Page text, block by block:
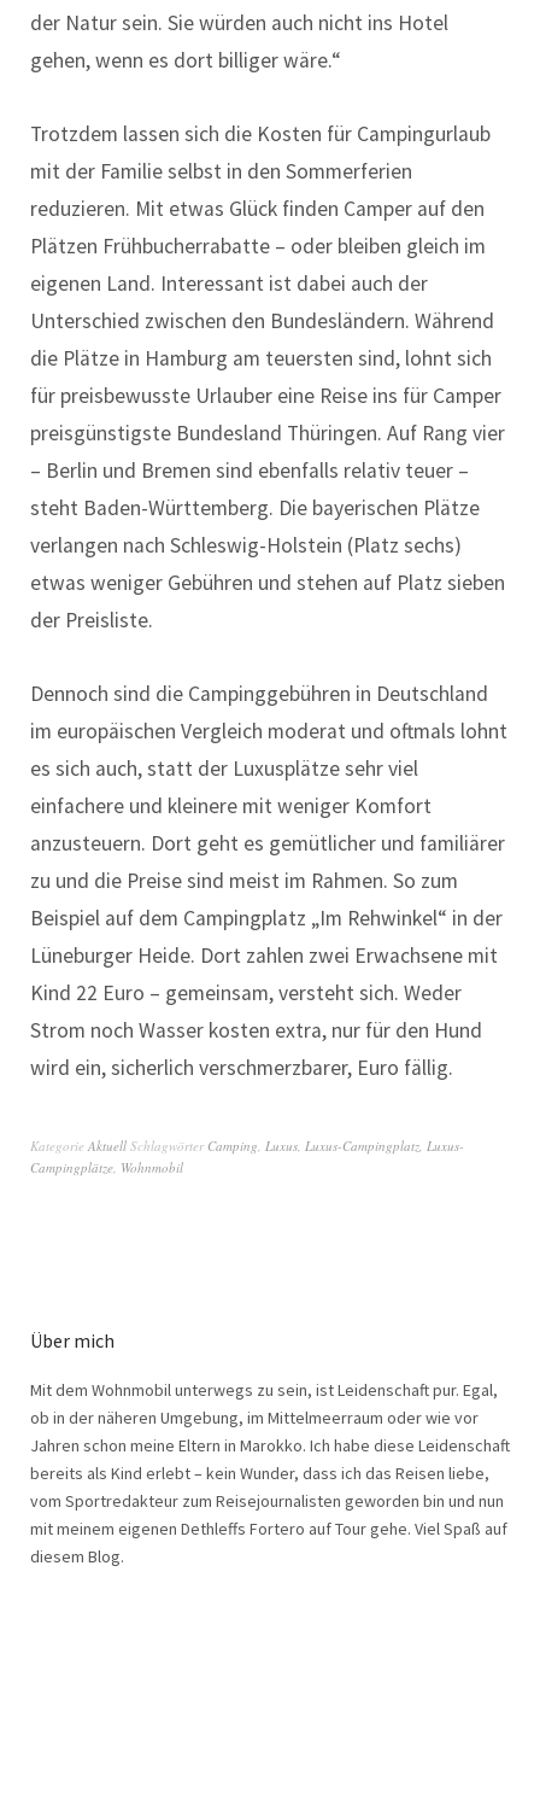
der Natur sein. Sie würden auch nicht ins Hotel
gehen, wenn es dort billiger wäre.“
Trotzdem lassen sich die Kosten für Campingurlaub
mit der Familie selbst in den Sommerferien
reduzieren. Mit etwas Glück finden Camper auf den
Plätzen Frühbucherrabatte – oder bleiben gleich im
eigenen Land. Interessant ist dabei auch der
Unterschied zwischen den Bundesländern. Während
die Plätze in Hamburg am teuersten sind, lohnt sich
für preisbewusste Urlauber eine Reise ins für Camper
preisgünstigste Bundesland Thüringen. Auf Rang vier
– Berlin und Bremen sind ebenfalls relativ teuer –
steht Baden-Württemberg. Die bayerischen Plätze
verlangen nach Schleswig-Holstein (Platz sechs)
etwas weniger Gebühren und stehen auf Platz sieben
der Preisliste.
Dennoch sind die Campinggebühren in Deutschland
im europäischen Vergleich moderat und oftmals lohnt
es sich auch, statt der Luxusplätze sehr viel
einfachere und kleinere mit weniger Komfort
anzusteuern. Dort geht es gemütlicher und familiärer
zu und die Preise sind meist im Rahmen. So zum
Beispiel auf dem Campingplatz „Im Rehwinkel“ in der
Lüneburger Heide. Dort zahlen zwei Erwachsene mit
Kind 22 Euro – gemeinsam, versteht sich. Weder
Strom noch Wasser kosten extra, nur für den Hund
wird ein, sicherlich verschmerzbarer, Euro fällig.
Kategorie Aktuell Schlagwörter Camping, Luxus, Luxus-Campingplatz, Luxus-
Campingplätze, Wohnmobil
Über mich
Mit dem Wohnmobil unterwegs zu sein, ist Leidenschaft pur. Egal,
ob in der näheren Umgebung, im Mittelmeerraum oder wie vor
Jahren schon meine Eltern in Marokko. Ich habe diese Leidenschaft
bereits als Kind erlebt – kein Wunder, dass ich das Reisen liebe,
vom Sportredakteur zum Reisejournalisten geworden bin und nun
mit meinem eigenen Dethleffs Fortero auf Tour gehe. Viel Spaß auf
diesem Blog.